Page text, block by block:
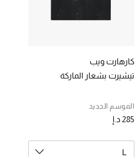
كارهارت ويب
تيشيرت بشعار الماركة
الموسم الجديد
285 د.إ
L